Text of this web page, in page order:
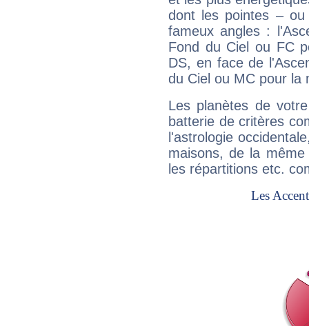
dont les pointes –
fameux angles :
Fond du Ciel ou FC
DS, en face de
du Ciel ou MC pour la
Les planètes de
batterie de critères
l'astrologie
maisons, de la
les répartitions etc.